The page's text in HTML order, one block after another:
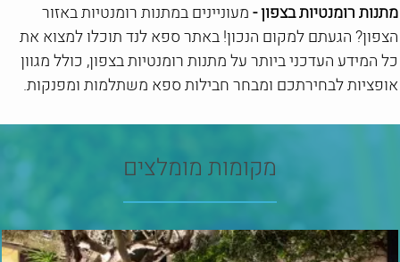
מתנות רומנטיות בצפון -מעוניינים במתנות רומנטיות באזור
הצפון? הגעתם למקום הנכון! באתר ספא לנד תוכלו למצוא את
כל המידע העדכני ביותר על מתנות רומנטיות בצפון, כולל מגוון
אופציות לבחירתכם ומבחר חבילות ספא משתלמות ומפנקות.
מקומות מומלצים